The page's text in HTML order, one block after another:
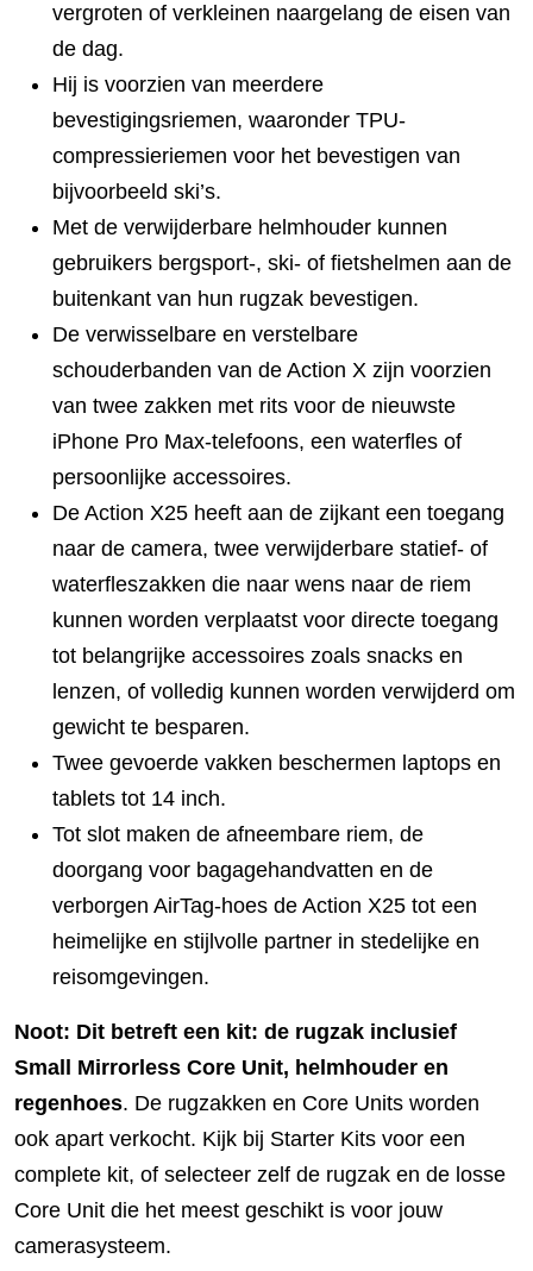
vergroten of verkleinen naargelang de eisen van
de dag.
Hij is voorzien van meerdere
bevestigingsriemen, waaronder TPU-
compressieriemen voor het bevestigen van
bijvoorbeeld ski’s.
Met de verwijderbare helmhouder kunnen
gebruikers bergsport-, ski- of fietshelmen aan de
buitenkant van hun rugzak bevestigen.
De verwisselbare en verstelbare
schouderbanden van de Action X zijn voorzien
van twee zakken met rits voor de nieuwste
iPhone Pro Max-telefoons, een waterfles of
persoonlijke accessoires.
De Action X25 heeft aan de zijkant een toegang
naar de camera, twee verwijderbare statief- of
waterfleszakken die naar wens naar de riem
kunnen worden verplaatst voor directe toegang
tot belangrijke accessoires zoals snacks en
lenzen, of volledig kunnen worden verwijderd om
gewicht te besparen.
Twee gevoerde vakken beschermen laptops en
tablets tot 14 inch.
Tot slot maken de afneembare riem, de
doorgang voor bagagehandvatten en de
verborgen AirTag-hoes de Action X25 tot een
heimelijke en stijlvolle partner in stedelijke en
reisomgevingen.
Noot: Dit betreft een kit: de rugzak inclusief
Small Mirrorless Core Unit, helmhouder en
regenhoes. De rugzakken en Core Units worden
ook apart verkocht. Kijk bij Starter Kits voor een
complete kit, of selecteer zelf de rugzak en de losse
Core Unit die het meest geschikt is voor jouw
camerasysteem.